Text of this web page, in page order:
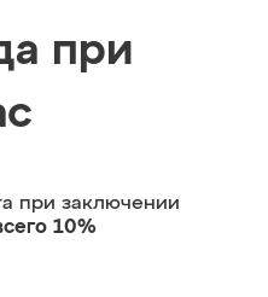
при
при заключении
10%